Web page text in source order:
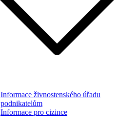
Informace živnostenského úřadu
podnikatelům
Informace pro cizince